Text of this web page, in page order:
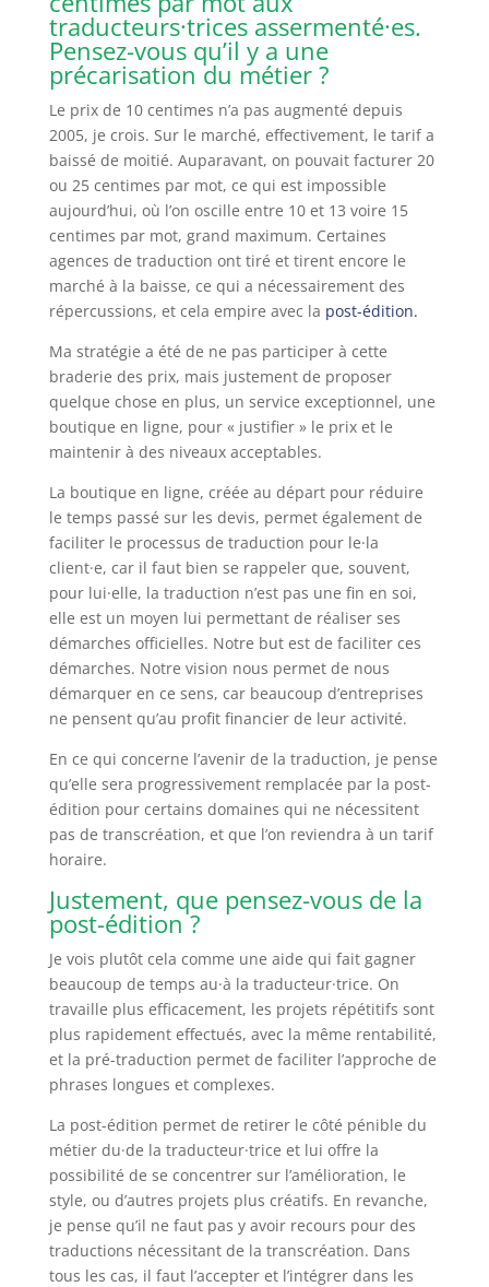
traducteurs·trices assermenté·es.
Pensez-vous qu’il y a une
précarisation du métier ?
Le prix de 10 centimes n’a pas augmenté depuis
2005, je crois. Sur le marché, effectivement, le tarif a
baissé de moitié. Auparavant, on pouvait facturer 20
ou 25 centimes par mot, ce qui est impossible
aujourd’hui, où l’on oscille entre 10 et 13 voire 15
centimes par mot, grand maximum. Certaines
agences de traduction ont tiré et tirent encore le
marché à la baisse, ce qui a nécessairement des
répercussions, et cela empire avec la post-édition.
Ma stratégie a été de ne pas participer à cette
braderie des prix, mais justement de proposer
quelque chose en plus, un service exceptionnel, une
boutique en ligne, pour « justifier » le prix et le
maintenir à des niveaux acceptables.
La boutique en ligne, créée au départ pour réduire
le temps passé sur les devis, permet également de
faciliter le processus de traduction pour le·la
client·e, car il faut bien se rappeler que, souvent,
pour lui·elle, la traduction n’est pas une fin en soi,
elle est un moyen lui permettant de réaliser ses
démarches officielles. Notre but est de faciliter ces
démarches. Notre vision nous permet de nous
démarquer en ce sens, car beaucoup d’entreprises
ne pensent qu’au profit financier de leur activité.
En ce qui concerne l’avenir de la traduction, je pense
qu’elle sera progressivement remplacée par la post-
édition pour certains domaines qui ne nécessitent
pas de transcréation, et que l’on reviendra à un tarif
horaire.
Justement, que pensez-vous de la
post-édition ?
Je vois plutôt cela comme une aide qui fait gagner
beaucoup de temps au·à la traducteur·trice. On
travaille plus efficacement, les projets répétitifs sont
plus rapidement effectués, avec la même rentabilité,
et la pré-traduction permet de faciliter l’approche de
phrases longues et complexes.
La post-édition permet de retirer le côté pénible du
métier du·de la traducteur·trice et lui offre la
possibilité de se concentrer sur l’amélioration, le
style, ou d’autres projets plus créatifs. En revanche,
je pense qu’il ne faut pas y avoir recours pour des
traductions nécessitant de la transcréation. Dans
tous les cas, il faut l’accepter et l’intégrer dans les